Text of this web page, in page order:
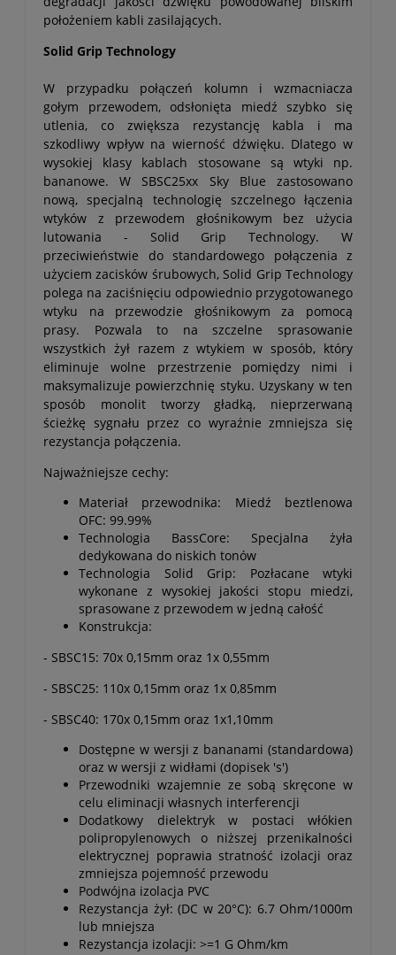
położeniem kabli zasilających.
Solid Grip Technology
W przypadku połączeń kolumn i wzmacniacza
gołym przewodem, odsłonięta miedź szybko się
utlenia, co zwiększa rezystancję kabla i ma
szkodliwy wpływ na wierność dźwięku. Dlatego w
wysokiej klasy kablach stosowane są wtyki np.
bananowe. W SBSC25xx Sky Blue zastosowano
nową, specjalną technologię szczelnego łączenia
wtyków z przewodem głośnikowym bez użycia
lutowania - Solid Grip Technology. W
przeciwieństwie do standardowego połączenia z
użyciem zacisków śrubowych, Solid Grip Technology
polega na zaciśnięciu odpowiednio przygotowanego
wtyku na przewodzie głośnikowym za pomocą
prasy. Pozwala to na szczelne sprasowanie
wszystkich żył razem z wtykiem w sposób, który
eliminuje wolne przestrzenie pomiędzy nimi i
maksymalizuje powierzchnię styku. Uzyskany w ten
sposób monolit tworzy gładką, nieprzerwaną
ścieżkę sygnału przez co wyraźnie zmniejsza się
rezystancja połączenia.
Najważniejsze cechy:
Materiał przewodnika: Miedź beztlenowa
OFC: 99.99%
Technologia BassCore: Specjalna żyła
dedykowana do niskich tonów
Technologia Solid Grip: Pozłacane wtyki
wykonane z wysokiej jakości stopu miedzi,
sprasowane z przewodem w jedną całość
Konstrukcja:
- SBSC15: 70x 0,15mm oraz 1x 0,55mm
- SBSC25: 110x 0,15mm oraz 1x 0,85mm
- SBSC40: 170x 0,15mm oraz 1x1,10mm
Dostępne w wersji z bananami (standardowa)
oraz w wersji z widłami (dopisek 's')
Przewodniki wzajemnie ze sobą skręcone w
celu eliminacji własnych interferencji
Dodatkowy dielektryk w postaci włókien
polipropylenowych o niższej przenikalności
elektrycznej poprawia stratność izolacji oraz
zmniejsza pojemność przewodu
Podwójna izolacja PVC
Rezystancja żył: (DC w 20°C): 6.7 Ohm/1000m
lub mniejsza
Rezystancja izolacji: >=1 G Ohm/km